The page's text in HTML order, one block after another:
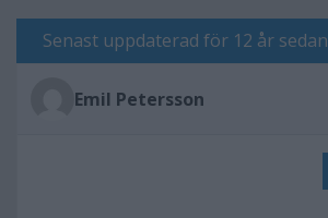
Senast uppdaterad för 12 år sedan
Emil Petersson